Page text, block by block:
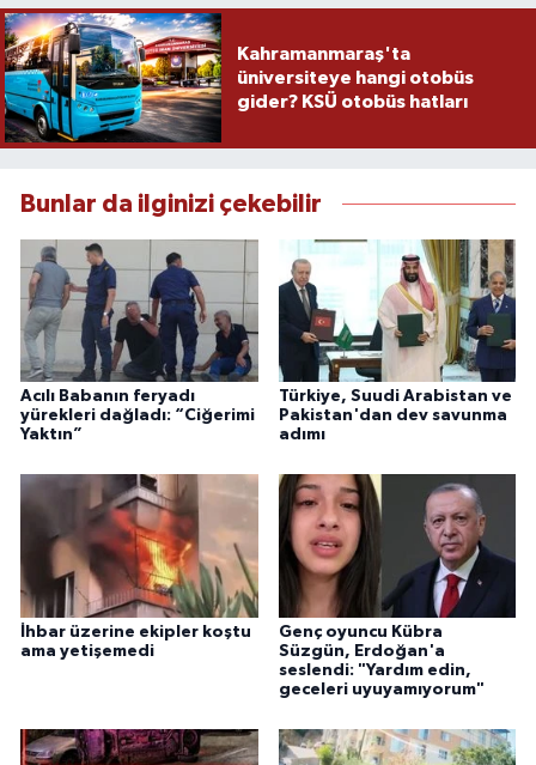
Kahramanmaraş'ta
üniversiteye hangi otobüs
gider? KSÜ otobüs hatları
Bunlar da ilginizi çekebilir
Acılı Babanın feryadı
yürekleri dağladı: “Ciğerimi
Yaktın”
Türkiye, Suudi Arabistan ve
Pakistan'dan dev savunma
adımı
İhbar üzerine ekipler koştu
ama yetişemedi
Genç oyuncu Kübra
Süzgün, Erdoğan'a
seslendi: "Yardım edin,
geceleri uyuyamıyorum"